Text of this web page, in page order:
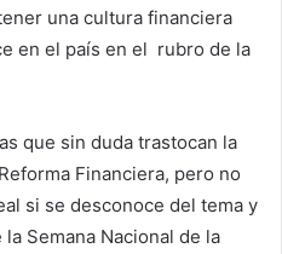
una cultura financiera
en el país en el rubro de la
que sin duda trastocan la
Financiera, pero no
si se desconoce del tema y
Semana Nacional de la